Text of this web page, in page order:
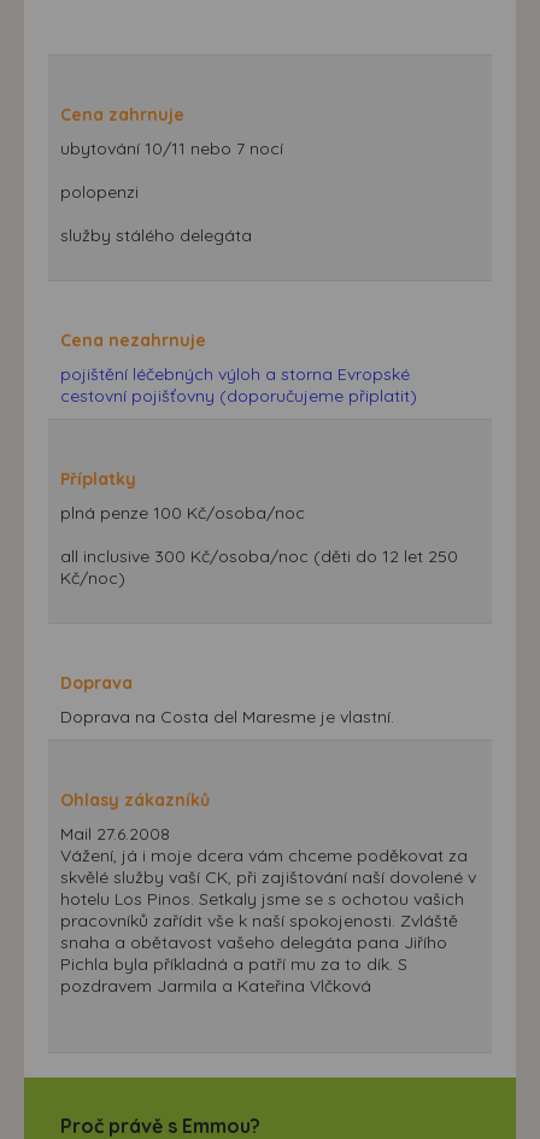
Cena zahrnuje
ubytování 10/11 nebo 7 nocí
polopenzi
služby stálého delegáta
Cena nezahrnuje
pojištění léčebných výloh a storna Evropské
cestovní pojišťovny (doporučujeme připlatit)
Příplatky
plná penze 100 Kč/osoba/noc
all inclusive 300 Kč/osoba/noc (děti do 12 let 250
Kč/noc)
Doprava
Doprava na Costa del Maresme je vlastní.
Ohlasy zákazníků
Mail 27.6.2008
Vážení, já i moje dcera vám chceme poděkovat za
skvělé služby vaší CK, při zajištování naší dovolené v
hotelu Los Pinos. Setkaly jsme se s ochotou vašich
pracovníků zařídit vše k naší spokojenosti. Zvláště
snaha a obětavost vašeho delegáta pana Jiřího
Pichla byla příkladná a patří mu za to dík. S
pozdravem Jarmila a Kateřina Vlčková
Proč právě s Emmou?